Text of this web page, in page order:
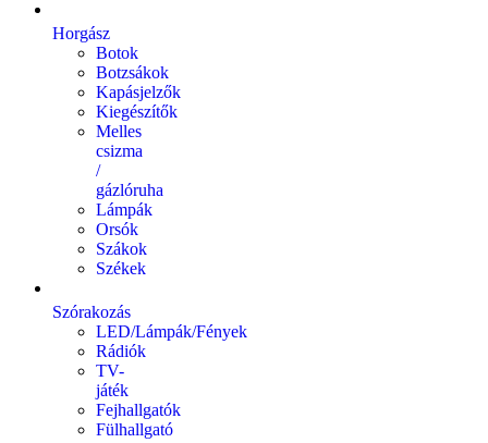
Horgász
Botok
Botzsákok
Kapásjelzők
Kiegészítők
Melles
csizma
/
gázlóruha
Lámpák
Orsók
Szákok
Székek
Szórakozás
LED/Lámpák/Fények
Rádiók
TV-
játék
Fejhallgatók
Fülhallgató